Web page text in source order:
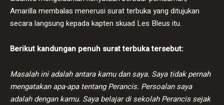
Amarilla membalas menerusi surat terbuka yang ditujukan
secara langsung kepada kapten skuad Les Bleus itu.
Berikut kandungan penuh surat terbuka tersebut:
Masalah ini adalah antara kamu dan saya. Saya tidak pernah
mengatakan apa-apa tentang Perancis. Persoalan saya
adalah dengan kamu. Saya belajar di sekolah Perancis sejak